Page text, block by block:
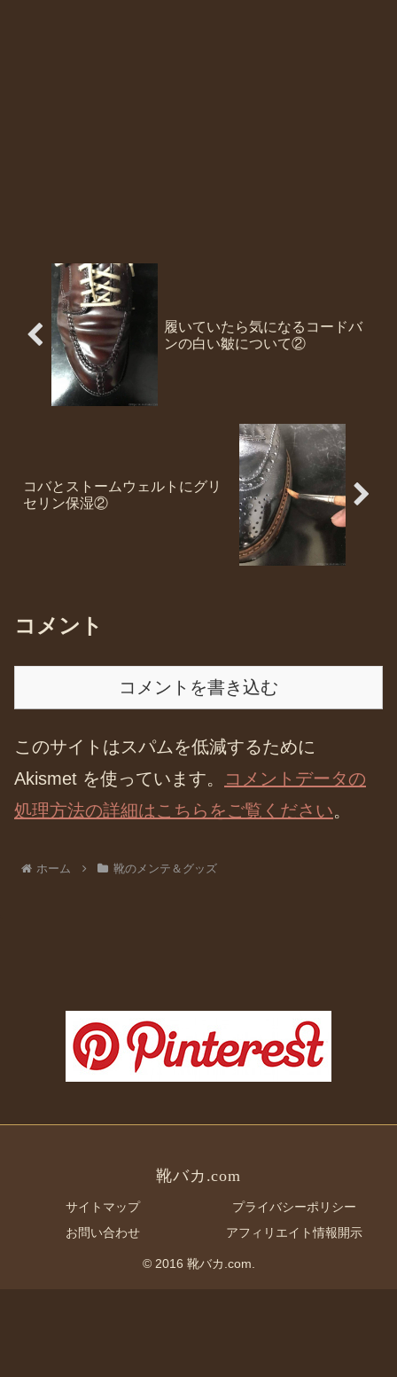
履いていたら気になるコードバ
ンの白い皺について②
コバとストームウェルトにグリ
セリン保湿②
コメント
コメントを書き込む
このサイトはスパムを低減するために
Akismet を使っています。
コメントデータの
処理方法の詳細はこちらをご覧ください。
ホーム 靴のメンテ＆グッズ
靴バカ.com
サイトマップ
プライバシーポリシー
お問い合わせ
アフィリエイト情報開示
© 2016 靴バカ.com.